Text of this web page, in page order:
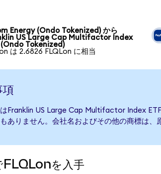
Energy (Ondo Tokenized) から
US Large Cap Multifactor Index
(Ondo Tokenized)
は 2.6826 FLQLon に相当
Franklin US Large Cap Multifactor Index
ありません。会社名およびその他の商標は、
FLQLonを入手